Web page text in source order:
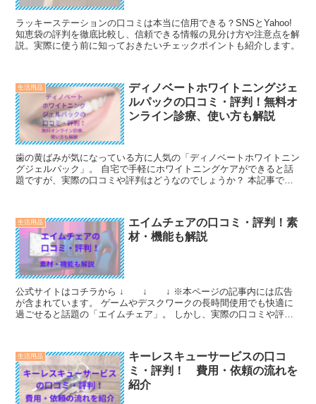
ラッキーステーションの口コミは本当に信用できる？SNSとYahoo!
知恵袋の評判を徹底比較し、信頼できる情報の見分け方や注意点を解
説。実際に使う前に知っておきたいチェックポイントも紹介します。
生活用品
ディノベートホワイトニングジェ
ルパックの口コミ・評判！無料オ
ンライン診療、使い方も解説
歯の黄ばみが気になっている方に人気の「ディノベートホワイトニン
グジェルパック」。 自宅で手軽にホワイトニングケアができると話
題ですが、実際の口コミや評判はどうなのでしょうか？ 本記事で
生活用品
エイムチェアの口コミ・評判！素
材・機能も解説
公式サイトはコチラから ↓ ↓ ↓ ※本ページの記事内には広告
が含まれています。 ゲームやデスクワークの長時間使用でも快適に
過ごせると話題の「エイムチェア」。 しかし、実際の口コミや評判
生活用品
キーレスキューサービスの口コ
ミ・評判！ 費用・依頼の流れを
紹介